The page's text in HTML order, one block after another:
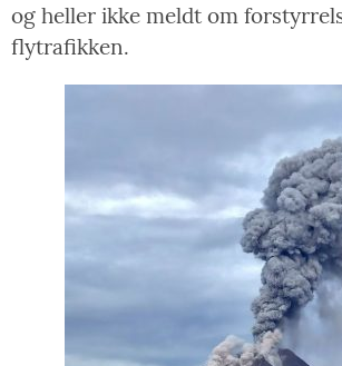
og heller ikke meldt om
flytrafikken.